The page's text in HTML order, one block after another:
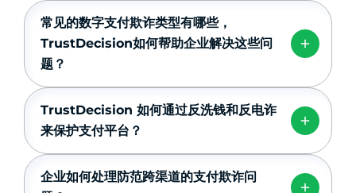
常见的数字支付欺诈类型有哪些，
TrustDecision如何帮助企业解决这些问
题？
TrustDecision 如何通过反洗钱和反电诈
来保护支付平台？
企业如何处理防范跨渠道的支付欺诈问